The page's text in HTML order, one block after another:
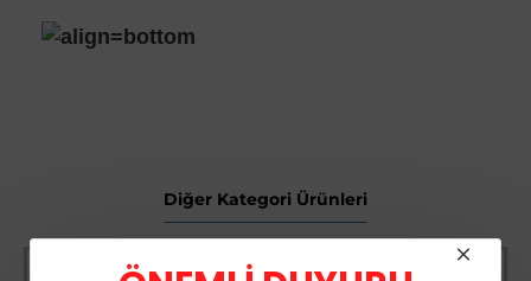
Diğer Kategori Ürünleri